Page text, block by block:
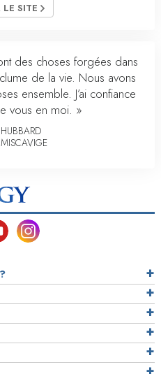
LE SITE
des choses forgées dans
de la vie. Nous avons
ensemble. J’ai confiance
vous en moi. »